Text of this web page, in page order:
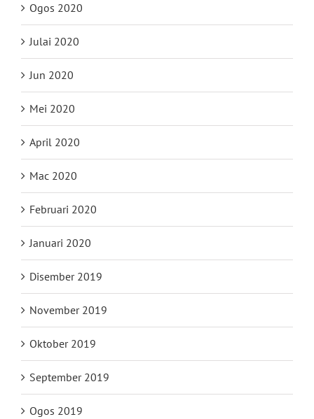
Ogos 2020
Julai 2020
Jun 2020
Mei 2020
April 2020
Mac 2020
Februari 2020
Januari 2020
Disember 2019
November 2019
Oktober 2019
September 2019
Ogos 2019